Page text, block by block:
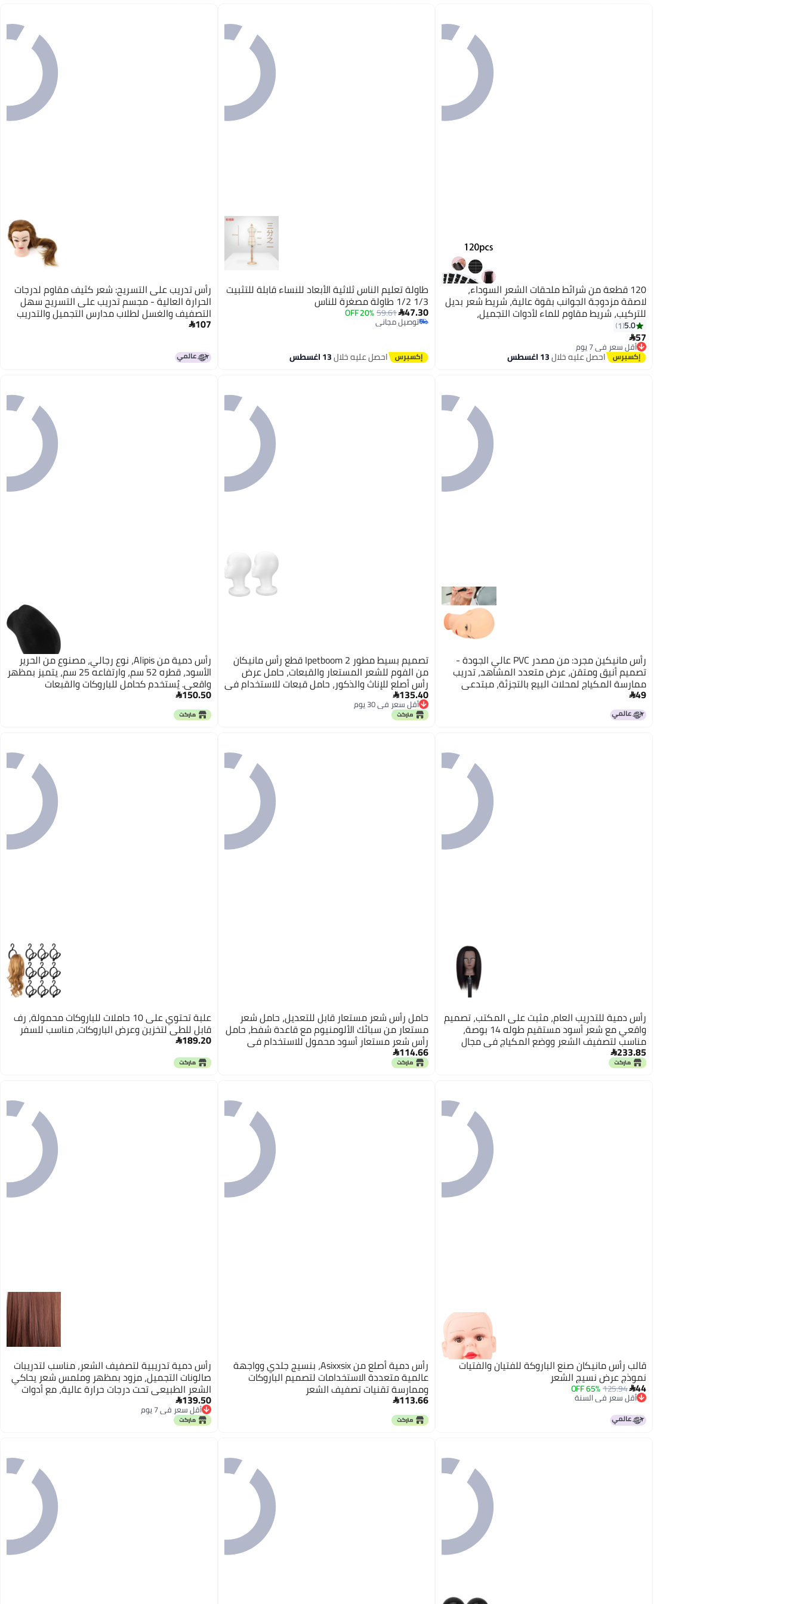
120 قطعة من شرائط ملحقات الشعر السوداء،
لاصقة مزدوجة الجوانب بقوة عالية، شريط شعر بديل
للتركيب، شريط مقاوم للماء لأدوات التجميل،
لإكسسوارات الباروكة وقطع الشعر المستعار
5.0
1
57أقل سعر في 7 يوم
توصيل مجاني
أقل سعر في 7 يوماحصل عليه خلال13 اغسطس
طاولة تعليم الناس ثلاثية الأبعاد للنساء قابلة للتثبيت
1/3 1/2 طاولة مصغرة للناس
47.30
59.61
20% OFF
توصيل مجاني
توصيل مجاني
احصل عليه خلال13 اغسطس
رأس تدريب على التسريح: شعر كثيف مقاوم لدرجات
الحرارة العالية - مجسم تدريب على التسريح سهل
التصفيف والغسل لطلاب مدارس التجميل والتدريب
في الصالونات
107
رأس مانيكين مجرد: من مصدر PVC عالي الجودة -
تصميم أنيق ومتقن، عرض متعدد المشاهد، تدريب
ممارسة المكياج لمحلات البيع بالتجزئة، مبتدعي
الجمال، ودورات صالون الجمال
49
تصميم بسيط مطور Ipetboom 2 قطع رأس مانيكان
من الفوم للشعر المستعار والقبعات، حامل عرض
رأس أصلع للإناث والذكور، حامل قبعات للاستخدام في
التجزئة والتصفيف مواد عالية الكثافة خيارات لكل
سوق
135.40
أقل سعر في 30 يوم
أقل سعر في 30 يوم
رأس دمية من Alipis، نوع رجالي، مصنوع من الحرير
الأسود، قطره 52 سم، وارتفاعه 25 سم، يتميز بمظهر
واقعي. يُستخدم كحامل للباروكات والقبعات
والنظارات لعرضها أثناء تصفيف الشعر.
150.50
رأس دمية للتدريب العام، مثبت على المكتب، تصميم
واقعي مع شعر أسود مستقيم طوله 14 بوصة،
مناسب لتصفيف الشعر ووضع المكياج في مجال
التجميل.233.85
حامل رأس شعر مستعار قابل للتعديل، حامل شعر
مستعار من سبائك الألومنيوم مع قاعدة شفط، حامل
رأس شعر مستعار أسود محمول للاستخدام في
24.8 بوصة
114.66
علبة تحتوي على 10 حاملات للباروكات محمولة، رف
قابل للطي لتخزين وعرض الباروكات، مناسب للسفر
189.20
قالب رأس مانيكان صنع الباروكة للفتيان والفتيات
نموذج عرض نسيج الشعر
44
125.94
65% OFF
أقل سعر في السنة
رأس دمية أصلع من Asixxsix، بنسيج جلدي وواجهة
عالمية متعددة الاستخدامات لتصميم الباروكات
وممارسة تقنيات تصفيف الشعر
113.66
رأس دمية تدريبية لتصفيف الشعر، مناسب لتدريبات
صالونات التجميل، مزود بمظهر وملمس شعر يحاكي
الشعر الطبيعي تحت درجات حرارة عالية، مع أدوات
مخصصة لتدريب تصفيف الشعر (مصنوع من
البلاستيك، 4 قطع).
139.50
أقل سعر في 7 يوم
أقل سعر في 7 يوم